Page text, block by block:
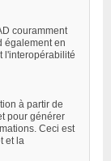
couramment
également en
l'interopérabilité
à partir de
pour générer
Ceci est
et la